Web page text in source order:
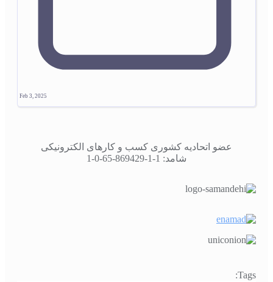
Feb 3, 2025
عضو اتحادیه کشوری کسب و کارهای الکترونیکی
شامد: 1-1-869429-65-0-1
Tags: